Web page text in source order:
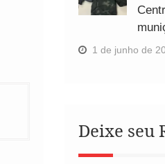
1 de junho de
Deixe seu